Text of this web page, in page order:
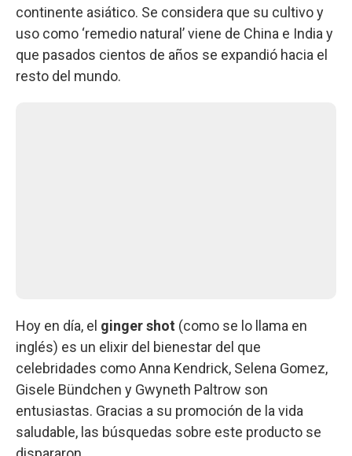
continente asiático. Se considera que su cultivo y
uso como ‘remedio natural’ viene de China e India y
que pasados cientos de años se expandió hacia el
resto del mundo.
Hoy en día, el ginger shot (como se lo llama en
inglés) es un elixir del bienestar del que
celebridades como Anna Kendrick, Selena Gomez,
Gisele Bündchen y Gwyneth Paltrow son
entusiastas. Gracias a su promoción de la vida
saludable, las búsquedas sobre este producto se